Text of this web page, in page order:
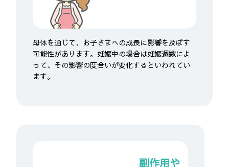
母体を通じて、お子さまへの成長に影響を及ぼす
可能性があります。妊娠中の場合は妊娠週数によ
って、その影響の度合いが変化するといわれてい
ます。
副作用や